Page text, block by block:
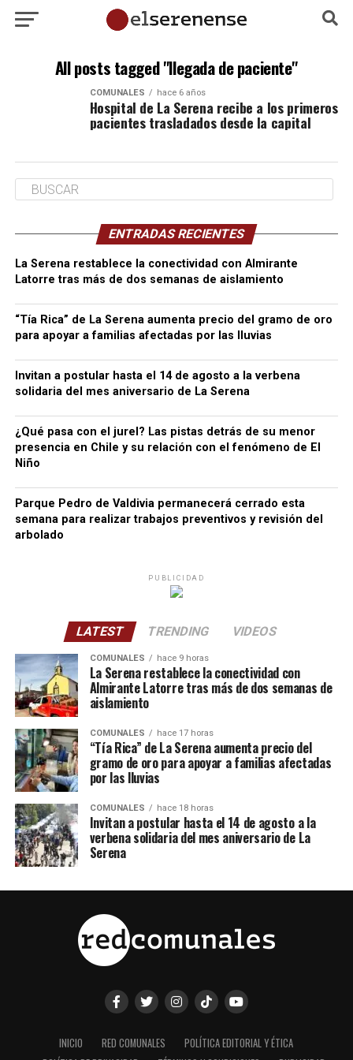
All posts tagged "llegada de paciente"
COMUNALES hace 6 años
Hospital de La Serena recibe a los primeros
pacientes trasladados desde la capital
ENTRADAS RECIENTES
La Serena restablece la conectividad con Almirante
Latorre tras más de dos semanas de aislamiento
“Tía Rica” de La Serena aumenta precio del gramo de oro
para apoyar a familias afectadas por las lluvias
Invitan a postular hasta el 14 de agosto a la verbena
solidaria del mes aniversario de La Serena
¿Qué pasa con el jurel? Las pistas detrás de su menor
presencia en Chile y su relación con el fenómeno de El
Niño
Parque Pedro de Valdivia permanecerá cerrado esta
semana para realizar trabajos preventivos y revisión del
arbolado
PUBLICIDAD
LATEST TRENDING VIDEOS
COMUNALES hace 9 horas
La Serena restablece la conectividad con
Almirante Latorre tras más de dos semanas de
aislamiento
COMUNALES hace 17 horas
“Tía Rica” de La Serena aumenta precio del
gramo de oro para apoyar a familias afectadas
por las lluvias
COMUNALES hace 18 horas
Invitan a postular hasta el 14 de agosto a la
verbena solidaria del mes aniversario de La
Serena
INICIO RED COMUNALES
POLÍTICA EDITORIAL Y ÉTICA